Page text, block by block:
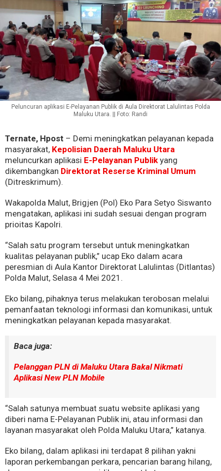
Peluncuran aplikasi E-Pelayanan Publik di Aula Direktorat Lalulintas Polda
Maluku Utara. || Foto: Randi
Ternate, Hpost – Demi meningkatkan pelayanan kepada
masyarakat, Kepolisian Daerah Maluku Utara
meluncurkan aplikasi E-Pelayanan Publik yang
dikembangkan Direktorat Reserse Kriminal Umum
(Ditreskrimum).
Wakapolda Malut, Brigjen (Pol) Eko Para Setyo Siswanto
mengatakan, aplikasi ini sudah sesuai dengan program
prioitas Kapolri.
“Salah satu program tersebut untuk meningkatkan
kualitas pelayanan publik,” ucap Eko dalam acara
peresmian di Aula Kantor Direktorat Lalulintas (Ditlantas)
Polda Malut, Selasa 4 Mei 2021.
Eko bilang, pihaknya terus melakukan terobosan melalui
pemanfaatan teknologi informasi dan komunikasi, untuk
meningkatkan pelayanan kepada masyarakat.
Baca juga:
Pelanggan PLN di Maluku Utara Bakal Nikmati
Aplikasi New PLN Mobile
“Salah satunya membuat suatu website aplikasi yang
diberi nama E-Pelayanan Publik ini, atau informasi dan
layanan masyarakat oleh Polda Maluku Utara,” katanya.
Eko bilang, dalam aplikasi ini terdapat 8 pilihan yakni
laporan perkembangan perkara, pencarian barang hilang,